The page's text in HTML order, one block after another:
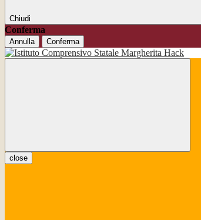
Chiudi
Conferma
Annulla Conferma
close